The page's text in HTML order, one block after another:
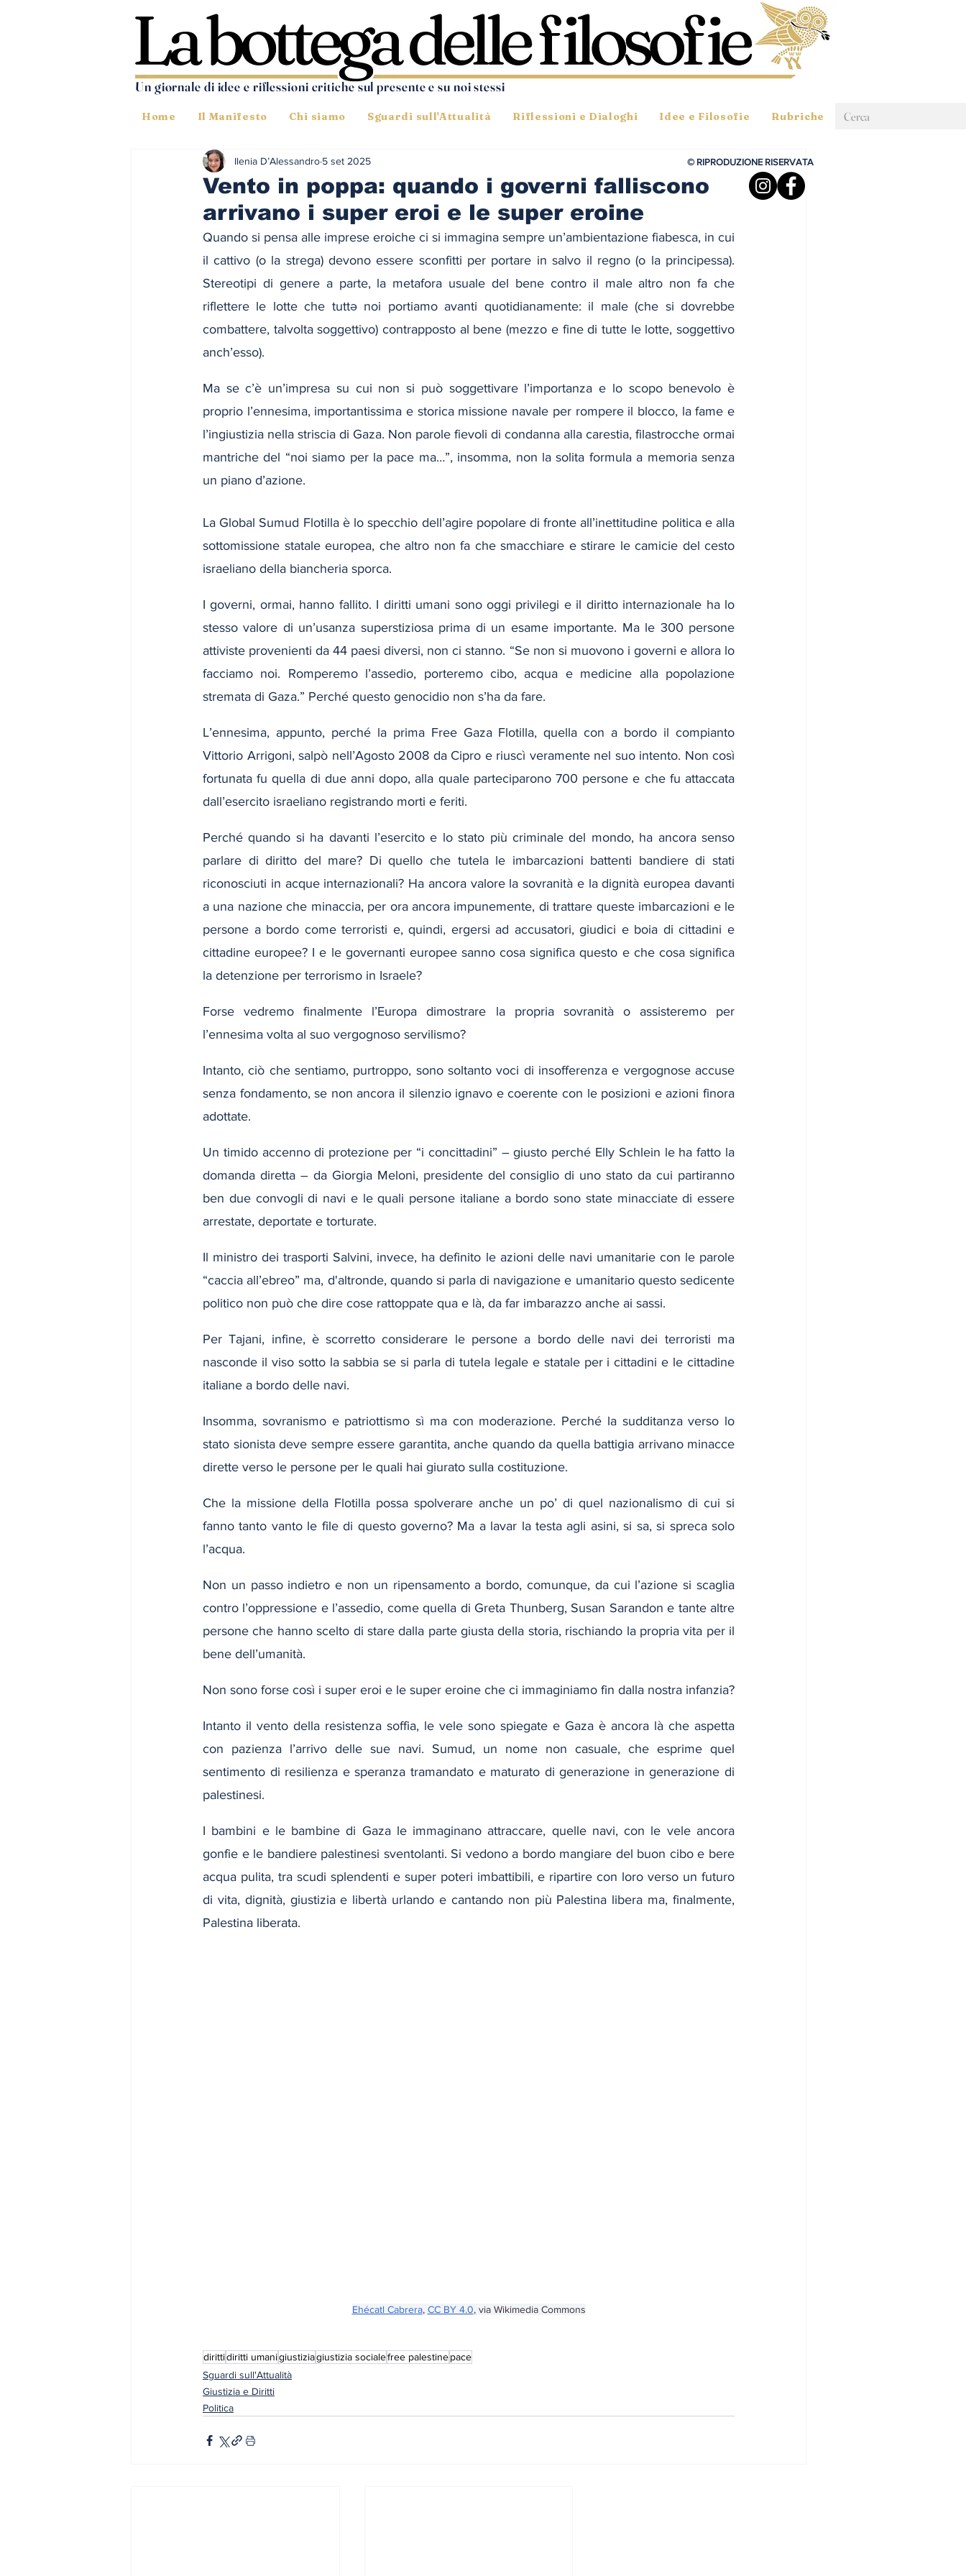
Un giornale di idee e riflessioni critiche sul presente e su noi stessi
Home Il Manifesto Chi siamo Sguardi sull'Attualità Riflessioni e Dialoghi Idee e Filosofie Rubriche
Vento in poppa: quando i governi falliscono
arrivano i super eroi e le super eroine
Ilenia D’Alessandro 5 set 2025
Quando si pensa alle imprese eroiche ci si immagina sempre un’ambientazione fiabesca, in cui
il cattivo (o la strega) devono essere sconfitti per portare in salvo il regno (o la principessa).
Stereotipi di genere a parte, la metafora usuale del bene contro il male altro non fa che
riflettere le lotte che tuttə noi portiamo avanti quotidianamente: il male (che si dovrebbe
combattere, talvolta soggettivo) contrapposto al bene (mezzo e fine di tutte le lotte, soggettivo
anch’esso).
Ma se c’è un’impresa su cui non si può soggettivare l’importanza e lo scopo benevolo è
proprio l’ennesima, importantissima e storica missione navale per rompere il blocco, la fame e
l’ingiustizia nella striscia di Gaza. Non parole fievoli di condanna alla carestia, filastrocche ormai
mantriche del “noi siamo per la pace ma…”, insomma, non la solita formula a memoria senza
un piano d’azione.
La Global Sumud Flotilla è lo specchio dell’agire popolare di fronte all’inettitudine politica e alla
sottomissione statale europea, che altro non fa che smacchiare e stirare le camicie del cesto
israeliano della biancheria sporca.
I governi, ormai, hanno fallito. I diritti umani sono oggi privilegi e il diritto internazionale ha lo
stesso valore di un’usanza superstiziosa prima di un esame importante. Ma le 300 persone
attiviste provenienti da 44 paesi diversi, non ci stanno. “Se non si muovono i governi e allora lo
facciamo noi. Romperemo l’assedio, porteremo cibo, acqua e medicine alla popolazione
stremata di Gaza.” Perché questo genocidio non s’ha da fare.
L’ennesima, appunto, perché la prima Free Gaza Flotilla, quella con a bordo il compianto
Vittorio Arrigoni, salpò nell’Agosto 2008 da Cipro e riuscì veramente nel suo intento. Non così
fortunata fu quella di due anni dopo, alla quale parteciparono 700 persone e che fu attaccata
dall’esercito israeliano registrando morti e feriti.
Perché quando si ha davanti l’esercito e lo stato più criminale del mondo, ha ancora senso
parlare di diritto del mare? Di quello che tutela le imbarcazioni battenti bandiere di stati
riconosciuti in acque internazionali? Ha ancora valore la sovranità e la dignità europea davanti
a una nazione che minaccia, per ora ancora impunemente, di trattare queste imbarcazioni e le
persone a bordo come terroristi e, quindi, ergersi ad accusatori, giudici e boia di cittadini e
cittadine europee? I e le governanti europee sanno cosa significa questo e che cosa significa
la detenzione per terrorismo in Israele?
Forse vedremo finalmente l’Europa dimostrare la propria sovranità o assisteremo per
l’ennesima volta al suo vergognoso servilismo?
Intanto, ciò che sentiamo, purtroppo, sono soltanto voci di insofferenza e vergognose accuse
senza fondamento, se non ancora il silenzio ignavo e coerente con le posizioni e azioni finora
adottate.
Un timido accenno di protezione per “i concittadini” – giusto perché Elly Schlein le ha fatto la
domanda diretta – da Giorgia Meloni, presidente del consiglio di uno stato da cui partiranno
ben due convogli di navi e le quali persone italiane a bordo sono state minacciate di essere
arrestate, deportate e torturate.
Il ministro dei trasporti Salvini, invece, ha definito le azioni delle navi umanitarie con le parole
“caccia all’ebreo” ma, d'altronde, quando si parla di navigazione e umanitario questo sedicente
politico non può che dire cose rattoppate qua e là, da far imbarazzo anche ai sassi.
Per Tajani, infine, è scorretto considerare le persone a bordo delle navi dei terroristi ma
nasconde il viso sotto la sabbia se si parla di tutela legale e statale per i cittadini e le cittadine
italiane a bordo delle navi.
Insomma, sovranismo e patriottismo sì ma con moderazione. Perché la sudditanza verso lo
stato sionista deve sempre essere garantita, anche quando da quella battigia arrivano minacce
dirette verso le persone per le quali hai giurato sulla costituzione.
Che la missione della Flotilla possa spolverare anche un po’ di quel nazionalismo di cui si
fanno tanto vanto le file di questo governo? Ma a lavar la testa agli asini, si sa, si spreca solo
l’acqua.
Non un passo indietro e non un ripensamento a bordo, comunque, da cui l’azione si scaglia
contro l’oppressione e l’assedio, come quella di Greta Thunberg, Susan Sarandon e tante altre
persone che hanno scelto di stare dalla parte giusta della storia, rischiando la propria vita per il
bene dell’umanità.
Non sono forse così i super eroi e le super eroine che ci immaginiamo fin dalla nostra infanzia?
Intanto il vento della resistenza soffia, le vele sono spiegate e Gaza è ancora là che aspetta
con pazienza l’arrivo delle sue navi. Sumud, un nome non casuale, che esprime quel
sentimento di resilienza e speranza tramandato e maturato di generazione in generazione di
palestinesi.
I bambini e le bambine di Gaza le immaginano attraccare, quelle navi, con le vele ancora
gonfie e le bandiere palestinesi sventolanti. Si vedono a bordo mangiare del buon cibo e bere
acqua pulita, tra scudi splendenti e super poteri imbattibili, e ripartire con loro verso un futuro
di vita, dignità, giustizia e libertà urlando e cantando non più Palestina libera ma, finalmente,
Palestina liberata.
Ehécatl Cabrera, CC BY 4.0, via Wikimedia Commons
dirittidiritti umanigiustiziagiustizia socialefree palestinepace
Sguardi sull'Attualità
Giustizia e Diritti
Politica
© RIPRODUZIONE RISERVATA